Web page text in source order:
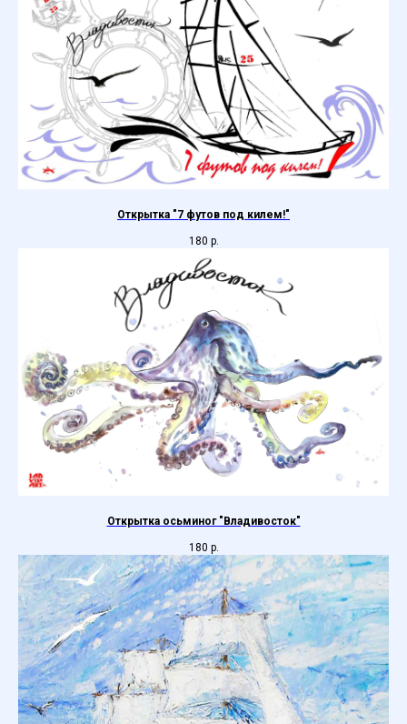
Открытка "7 футов под килем!"
180 р.
Открытка осьминог "Владивосток"
180 р.